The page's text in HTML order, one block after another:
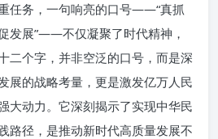
任务，一句响亮的口号——“真抓
发展”——不仅凝聚了时代精神，
二个字，并非空泛的口号，而是深
展的战略考量，更是激发亿万人民
大动力。它深刻揭示了实现中华民
路径，是推动新时代高质量发展不